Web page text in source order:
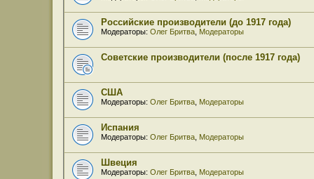
Российские производители (до 1917 года)
Модераторы: Олег Бритва Модераторы
Советские производители (после 1917 года)
США
Модераторы: Олег Бритва Модераторы
Испания
Модераторы: Олег Бритва Модераторы
Швеция
Модераторы: Олег Бритва Модераторы